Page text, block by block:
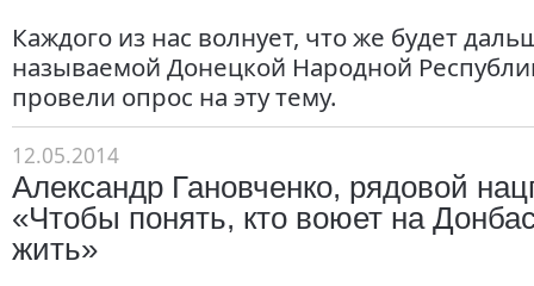
Каждого из нас волнует, что же будет
называемой Донецкой Народной
провели опрос на эту тему.
12.05.2014
Александр Гановченко, рядовой
«Чтобы понять, кто воюет на
жить»